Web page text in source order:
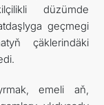
düzümde
geçmegi
çäklerindäki
emeli aň,